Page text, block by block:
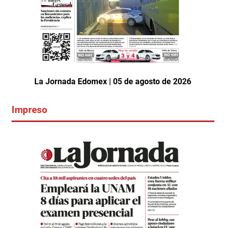
La Jornada Edomex | 05 de agosto de 2026
Impreso